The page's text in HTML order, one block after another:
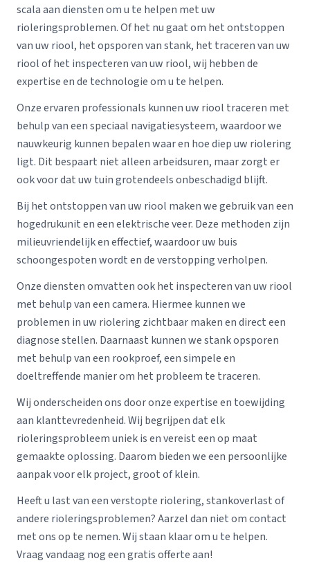
scala aan diensten om u te helpen met uw
rioleringsproblemen. Of het nu gaat om het ontstoppen
van uw riool, het opsporen van stank, het traceren van uw
riool of het inspecteren van uw riool, wij hebben de
expertise en de technologie om u te helpen.
Onze ervaren professionals kunnen uw riool traceren met
behulp van een speciaal navigatiesysteem, waardoor we
nauwkeurig kunnen bepalen waar en hoe diep uw riolering
ligt. Dit bespaart niet alleen arbeidsuren, maar zorgt er
ook voor dat uw tuin grotendeels onbeschadigd blijft.
Bij het ontstoppen van uw riool maken we gebruik van een
hogedrukunit en een elektrische veer. Deze methoden zijn
milieuvriendelijk en effectief, waardoor uw buis
schoongespoten wordt en de verstopping verholpen.
Onze diensten omvatten ook het inspecteren van uw riool
met behulp van een camera. Hiermee kunnen we
problemen in uw riolering zichtbaar maken en direct een
diagnose stellen. Daarnaast kunnen we stank opsporen
met behulp van een rookproef, een simpele en
doeltreffende manier om het probleem te traceren.
Wij onderscheiden ons door onze expertise en toewijding
aan klanttevredenheid. Wij begrijpen dat elk
rioleringsprobleem uniek is en vereist een op maat
gemaakte oplossing. Daarom bieden we een persoonlijke
aanpak voor elk project, groot of klein.
Heeft u last van een verstopte riolering, stankoverlast of
andere rioleringsproblemen? Aarzel dan niet om contact
met ons op te nemen. Wij staan klaar om u te helpen.
Vraag vandaag nog een gratis offerte aan!